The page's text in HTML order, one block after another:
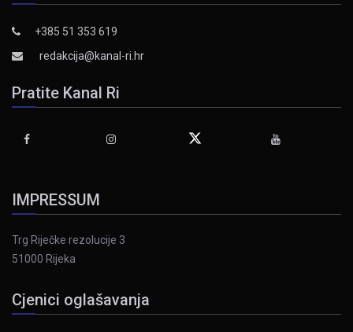
+385 51 353 619
redakcija@kanal-ri.hr
Pratite Kanal Ri
IMPRESSUM
Trg Riječke rezolucije 3
51000 Rijeka
Cjenici oglašavanja